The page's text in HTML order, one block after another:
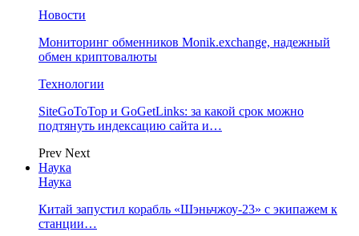
Новости
Мониторинг обменников Monik.exchange, надежный
обмен криптовалюты
Технологии
SiteGoToTop и GoGetLinks: за какой срок можно
подтянуть индексацию сайта и…
Prev Next
Наука
Наука
Китай запустил корабль «Шэньчжоу-23» с экипажем к
станции…